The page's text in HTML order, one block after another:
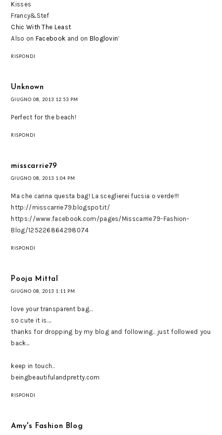
Kisses
Francy&Stef
Chic With The Least
Also on Facebook and on Bloglovin’
RISPONDI
Unknown
GIUGNO 08, 2013 12:53 PM
Perfect for the beach!
RISPONDI
misscarrie79
GIUGNO 08, 2013 1:04 PM
Ma che carina questa bag! La sceglierei fucsia o verde!!!
http://misscarrie79.blogspot.it/
https://www.facebook.com/pages/Misscarrie79-Fashion-
Blog/125226864298074
RISPONDI
Pooja Mittal
GIUGNO 08, 2013 1:11 PM
love your transparent bag...
so cute it is....
thanks for dropping by my blog and following.. just followed you
back...
keep in touch..
beingbeautifulandpretty.com
RISPONDI
Amy's Fashion Blog